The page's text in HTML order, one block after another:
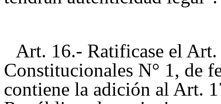
Art. 16.- Ratificase el
Constitucionales N° 1, de
contiene la adición al Art.